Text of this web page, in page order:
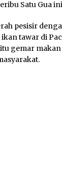
Satu Gua
pesisir
tawar di
gemar